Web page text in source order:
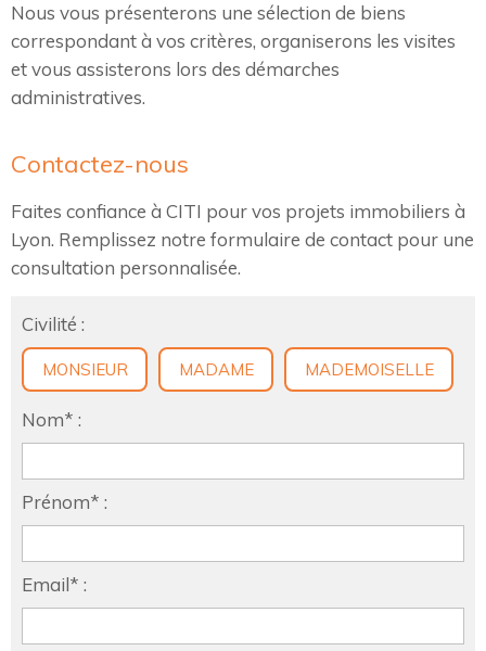
Nous vous présenterons une sélection de biens
correspondant à vos critères, organiserons les visites
et vous assisterons lors des démarches
administratives.
Contactez-nous
Faites confiance à CITI pour vos projets immobiliers à
Lyon. Remplissez notre formulaire de contact pour une
consultation personnalisée.
Civilité :
MONSIEUR MADAME MADEMOISELLE
Nom* :
Prénom* :
Email* :